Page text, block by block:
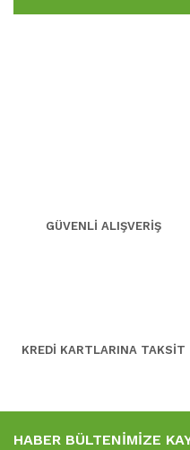
GÜVENLİ ALIŞVERİŞ
KREDİ KARTLARINA TAKSİT
HABER BÜLTENİMİZE